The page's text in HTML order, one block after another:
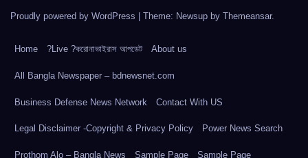
Proudly powered by WordPress | Theme: Newsup by Themeansar.
Home ?Live ?করোনাভাইরাস আপডেট About us
All Bangla Newspaper – bdnewsnet.com
Business Defense News Network Contact With US
Legal Disclaimer -Copyright & Privacy Policy Power News Search
Prothom Alo – Bangla News Sample Page Sample Page